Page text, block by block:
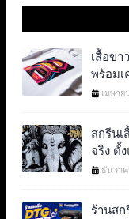
เสื้อขา
พร้อมเ
เมษาย
สกรีนเ
จริง ตั้
ธันวาค
ร้านสก